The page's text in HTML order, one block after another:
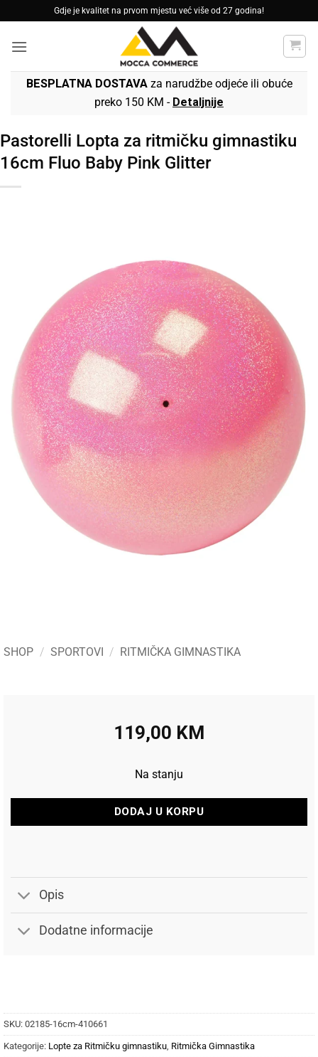
to
content
Gdje je kvalitet na prvom mjestu već više od 27 godina!
BESPLATNA DOSTAVAza narudžbe odjeće ili obuće
preko 150 KM - Detaljnije
Pastorelli Lopta za ritmičku gimnastiku
16cm Fluo Baby Pink Glitter
SHOP / SPORTOVI / RITMIČKA GIMNASTIKA
119,00 KM
Na stanju
DODAJ U KORPU
Opis
Dodatne informacije
SKU: 02185-16cm-410661
Kategorije: Lopte za Ritmičku gimnastiku Ritmička Gimnastika